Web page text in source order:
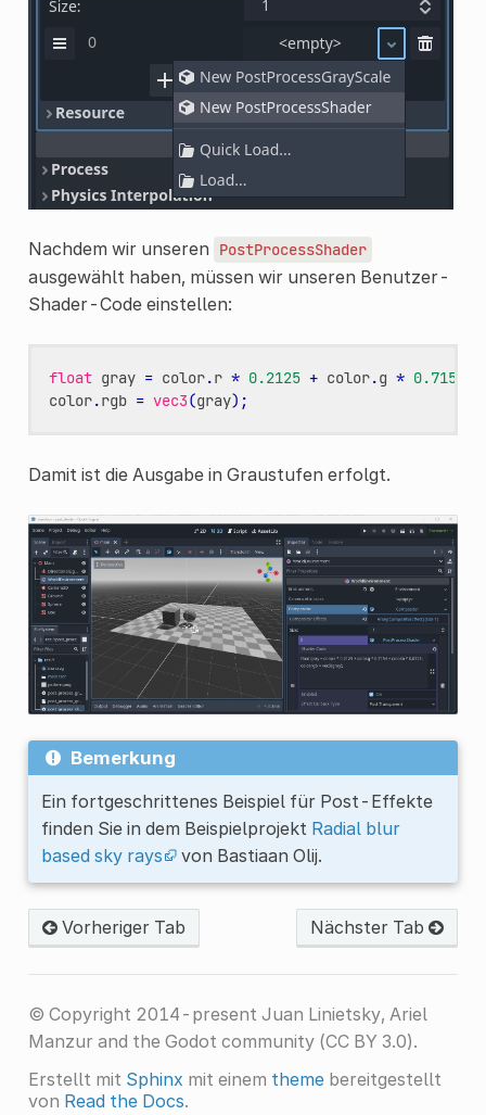
Nachdem wir unseren PostProcessShader
ausgewählt haben, müssen wir unseren Benutzer-
Shader-Code einstellen:
float gray = color.r * 0.2125 + color.g * 0.7154
color.rgb = vec3(gray);
Damit ist die Ausgabe in Graustufen erfolgt.
Bemerkung
Ein fortgeschrittenes Beispiel für Post-Effekte
finden Sie in dem Beispielprojekt Radial blur
based sky rays
von Bastiaan Olij.
Vorheriger Tab Nächster Tab
© Copyright 2014-present Juan Linietsky, Ariel
Manzur and the Godot community (CC BY 3.0).
Erstellt mit Sphinx mit einem themebereitgestellt
von Read the Docs.